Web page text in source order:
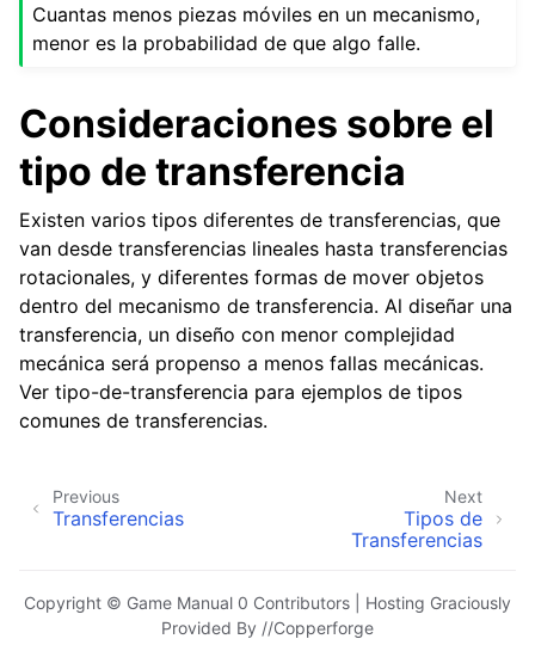
Cuantas menos piezas móviles en un mecanismo,
menor es la probabilidad de que algo falle.
Consideraciones sobre el
tipo de transferencia
Existen varios tipos diferentes de transferencias, que
van desde transferencias lineales hasta transferencias
rotacionales, y diferentes formas de mover objetos
dentro del mecanismo de transferencia. Al diseñar una
transferencia, un diseño con menor complejidad
mecánica será propenso a menos fallas mecánicas.
Ver tipo-de-transferencia para ejemplos de tipos
comunes de transferencias.
Next
Tipos de
Transferencias
Previous
Transferencias
Copyright © Game Manual 0 Contributors | Hosting Graciously
Provided By //Copperforge